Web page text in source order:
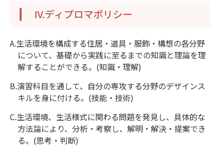
IV.ディプロマポリシー
A.生活環境を構成する住居・道具・服飾・構想の各分野
について、基礎から実践に至るまでの知識と理論を理
解することができる。(知識・理解)
B.演習科目を通して、自分の専攻する分野のデザインス
キルを身に付ける。(技能・技術)
C.生活環境、生活様式に関わる問題を発見し、具体的な
方法論により、分析・考察し、解明・解決・提案でき
る。(思考・判断)